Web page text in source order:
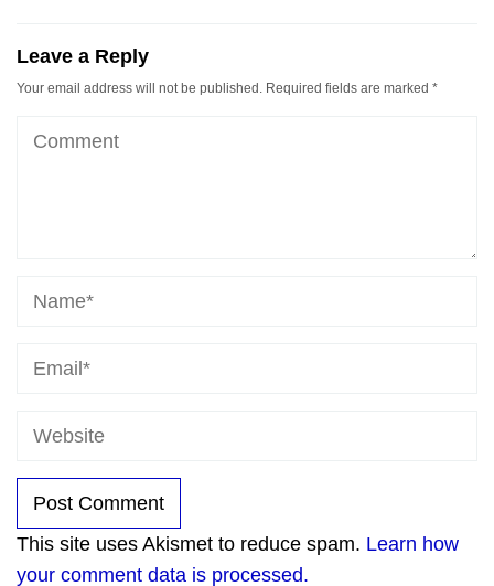
Leave a Reply
Your email address will not be published. Required fields are marked *
This site uses Akismet to reduce spam. Learn how
your comment data is processed.